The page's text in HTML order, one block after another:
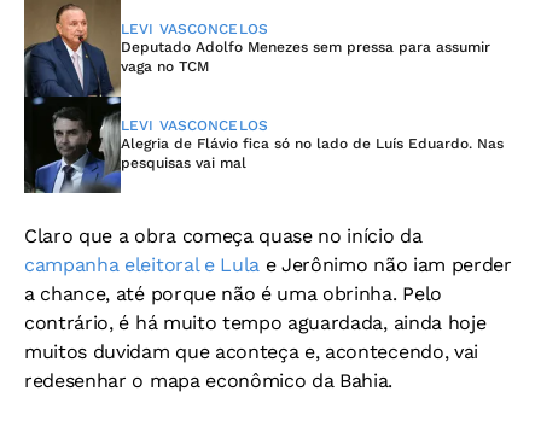
LEVI VASCONCELOS
Deputado Adolfo Menezes sem pressa para assumir
vaga no TCM
LEVI VASCONCELOS
Alegria de Flávio fica só no lado de Luís Eduardo. Nas
pesquisas vai mal
Claro que a obra começa quase no início da
campanha eleitoral e Lula e Jerônimo não iam perder
a chance, até porque não é uma obrinha. Pelo
contrário, é há muito tempo aguardada, ainda hoje
muitos duvidam que aconteça e, acontecendo, vai
redesenhar o mapa econômico da Bahia.